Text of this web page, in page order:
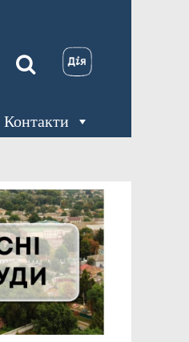
Контакти